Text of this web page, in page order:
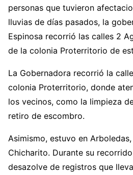
personas que tuvieron
lluvias de días pasados, la
Espinosa recorrió las calles 2
de la colonia Proterritorio de
La Gobernadora recorrió la
colonia Proterritorio, donde
los vecinos, como la limpieza
retiro de escombro.
Asimismo, estuvo en
Chicharito. Durante su
desazolve de registros que